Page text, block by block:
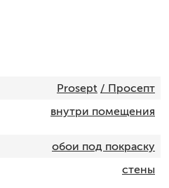
Prosept / Просепт
внутри помещения
обои под покраску
стены